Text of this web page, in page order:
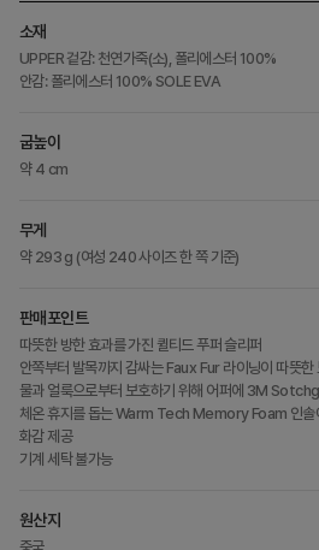
소재
UPPER 겉감: 천연가죽(소), 폴리에스터 100%
안감: 폴리에스터 100% SOLE EVA
굽높이
약 4 cm
무게
약 293 g (여성 240 사이즈 한 쪽 기준)
판매포인트
따뜻한 방한 효과를 가진 퀼티드 푸퍼 슬리퍼
안쪽부터 발목까지 감싸는 Faux Fur 라이닝이 따뜻한
물과 얼룩으로부터 보호하기 위해 어퍼에 3M
체온 휴지를 돕는 Warm Tech Memory Foam 인솔
화감 제공
기계 세탁 불가능
원산지